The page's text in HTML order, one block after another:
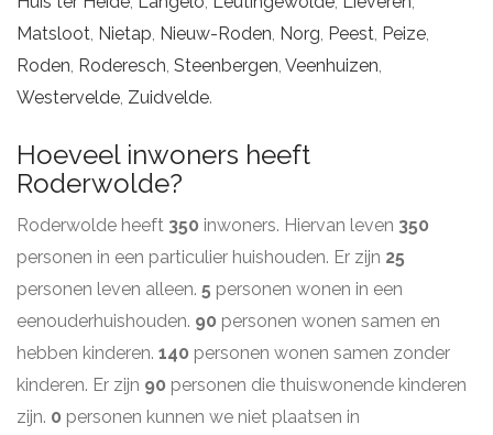
Matsloot, Nietap, Nieuw-Roden, Norg, Peest, Peize,
Roden, Roderesch, Steenbergen, Veenhuizen,
Westervelde, Zuidvelde.
Hoeveel inwoners heeft
Roderwolde?
Roderwolde heeft 350 inwoners. Hiervan leven 350
personen in een particulier huishouden. Er zijn 25
personen leven alleen. 5 personen wonen in een
eenouderhuishouden. 90 personen wonen samen en
hebben kinderen. 140 personen wonen samen zonder
kinderen. Er zijn 90 personen die thuiswonende kinderen
zijn. 0 personen kunnen we niet plaatsen in